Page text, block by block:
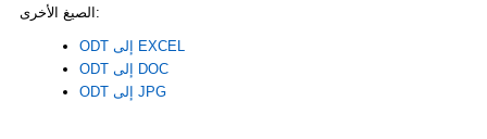
الصيغ الأخرى:
ODT إلى EXCEL
ODT إلى DOC
ODT إلى JPG